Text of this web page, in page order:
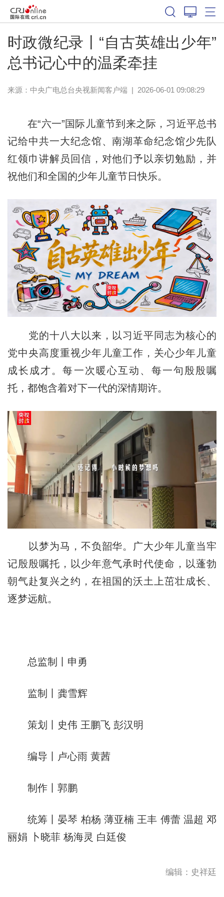
时政微纪录丨“自古英雄出少年”
总书记心中的温柔牵挂
来源： 中央广电总台央视新闻客户端 | 2026-06-01 09:08:29
在“六一”国际儿童节到来之际，习近平总书
记给中共一大纪念馆、南湖革命纪念馆少先队
红领巾讲解员回信，对他们予以亲切勉励，并
祝他们和全国的少年儿童节日快乐。
党的十八大以来，以习近平同志为核心的
党中央高度重视少年儿童工作，关心少年儿童
成长成才。每一次暖心互动、每一句殷殷嘱
托，都饱含着对下一代的深情期许。
以梦为马，不负韶华。广大少年儿童当牢
记殷殷嘱托，以少年意气承时代使命，以蓬勃
朝气赴复兴之约，在祖国的沃土上茁壮成长、
逐梦远航。
总监制丨申勇
监制丨龚雪辉
策划丨史伟 王鹏飞 彭汉明
编导丨卢心雨 黄茜
制作丨郭鹏
统筹丨晏琴 柏杨 薄亚楠 王丰 傅蕾 温超 邓
丽娟 卜晓菲 杨海灵 白廷俊
编辑：史祥廷